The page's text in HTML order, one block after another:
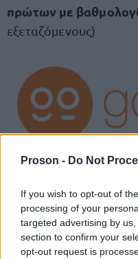
Proson - Do Not
If you wish to opt-out of
processing of your
targeted advertising by
section to confirm your
opt-out request is
πρώτων με
εξεταζόμενους)
Καθηγητή
και με την
100.000